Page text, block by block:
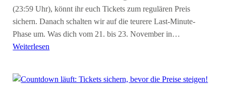
(23:59 Uhr), könnt ihr euch Tickets zum regulären Preis
sichern. Danach schalten wir auf die teurere Last-Minute-
Phase um. Was dich vom 21. bis 23. November in…
Weiterlesen